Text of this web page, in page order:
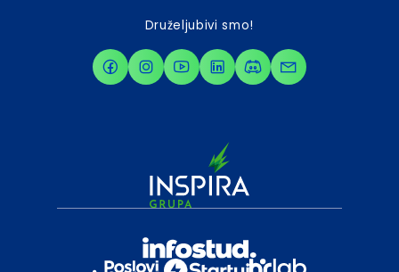
Druželjubivi smo!